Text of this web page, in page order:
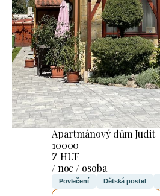
Apartmánový dům Judit
10000
Z HUF
/ noc / osoba
Povlečení Dětská postel